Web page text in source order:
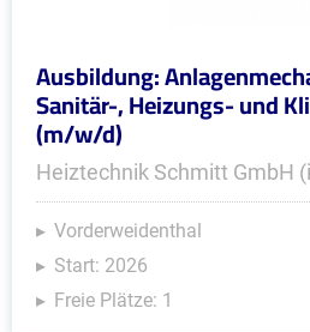
Ausbildung:
Sanitär-, Heizungs- und
(m/w/d)
Heiztechnik Schmitt GmbH
Vorderweidenthal
Start: 2026
Freie Plätze: 1